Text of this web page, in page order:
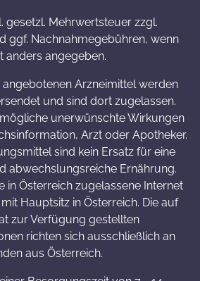
gesetzl. Mehrwertsteuer zzgl.
ggf. Nachnahmegebühren, wenn
anders angegeben.
Arzneimittel werden
und sind dort zugelassen.
unerwünschte Wirkungen
Arzt oder Apotheker.
sind kein Ersatz für eine
abwechslungsreiche Ernährung.
in Österreich zugelassene Internet
Hauptsitz in Österreich. Die auf
zur Verfügung gestellten
richten sich ausschließlich an
aus Österreich.